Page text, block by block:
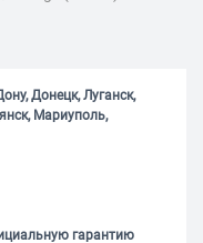
Донецк, Луганск,
Мариуполь,
гарантию